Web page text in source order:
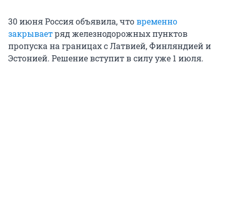
30 июня Россия объявила, чтовременно
закрываетряд железнодорожных пунктов
пропуска на границах с Латвией, Финляндией и
Эстонией. Решение вступит в силу уже 1 июля.